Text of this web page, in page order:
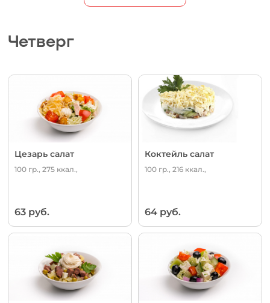
Четверг
Цезарь салат
100 гр., 275 ккал.,
63 руб.
Коктейль салат
100 гр., 216 ккал.,
64 руб.